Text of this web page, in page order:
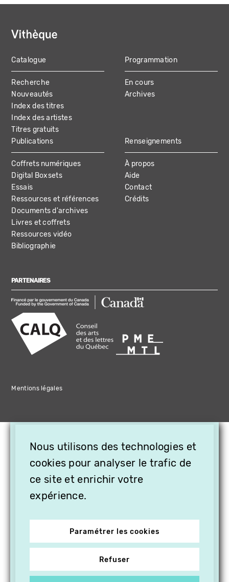
MAIN
NAVIGATION
Catalogue
Recherche
Nouveautés
Index des titres
Index des artistes
Titres gratuits
Programmation
En cours
Archives
Publications
Coffrets numériques
Digital Boxsets
Essais
Ressources et références
Documents d'archives
Livres et coffrets
Ressources vidéo
Bibliographie
Renseignements
À propos
Aide
Contact
Crédits
PARTENAIRES
Mentions légales
Nous utilisons des technologies et
cookies pour analyser le trafic de
ce site et enrichir votre
expérience.
Paramétrer les cookies
Refuser
OFFREZ LA VIDÉO EN
CADEAU, ABONNEZ VOS
PROCHES À VITHÈQUE !